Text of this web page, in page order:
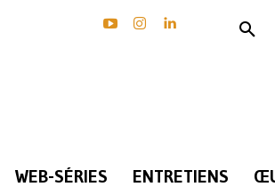
WEB-SÉRIES ENTRETIENS